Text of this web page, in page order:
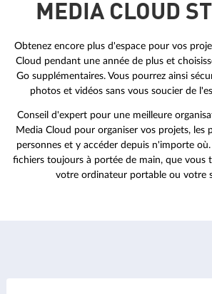
MEDIA CLOUD
Obtenez encore plus d'espace pour vos
Cloud pendant une année de plus et
Go supplémentaires. Vous pourrez ainsi
photos et vidéos sans vous soucier de
Conseil d'expert pour une meilleure
Media Cloud pour organiser vos projets, les
personnes et y accéder depuis n'importe
fichiers toujours à portée de main, que vous
votre ordinateur portable ou votre